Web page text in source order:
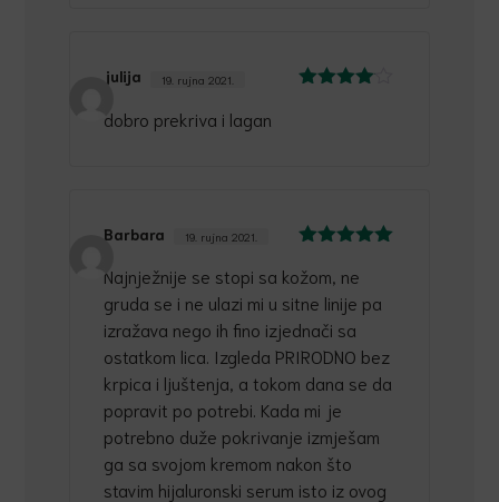
julija 19. rujna 2021.
dobro prekriva i lagan
od 5
Barbara 19. rujna 2021.
Najnježnije se stopi sa kožom, ne
gruda se i ne ulazi mi u sitne linije pa
izražava nego ih fino izjednači sa
ostatkom lica. Izgleda PRIRODNO bez
krpica i ljuštenja, a tokom dana se da
popravit po potrebi. Kada mi je
potrebno duže pokrivanje izmješam
ga sa svojom kremom nakon što
stavim hijaluronski serum isto iz ovog